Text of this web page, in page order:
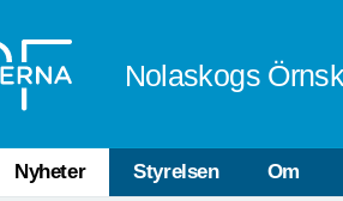
Nolaskogs
Nyheter Styrelsen Om